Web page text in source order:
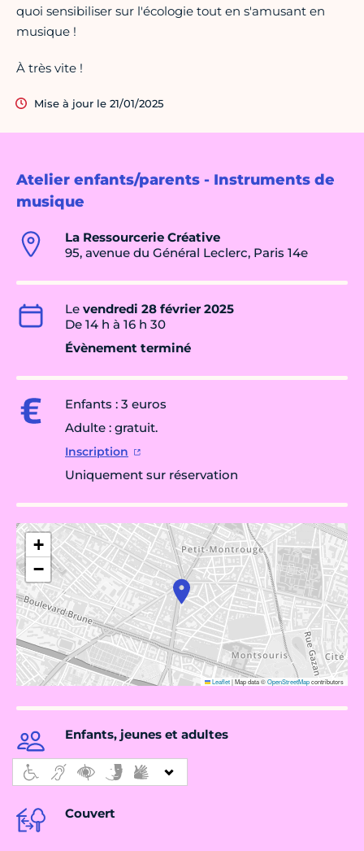
Atelier enfants/parents - Instruments de
musique
La Ressourcerie Créative
95, avenue du Général Leclerc, Paris 14e
Le vendredi 28 février 2025
De 14 h à 16 h 30
Évènement terminé
Enfants : 3 euros
Adulte : gratuit.
Inscription
Uniquement sur réservation
+
−
Leaflet|Map data ©OpenStreetMapcontributors
Enfants, jeunes et adultes
Couvert
quoi sensibiliser sur l'écologie tout en s'amusant en
musique !
À très vite !
Mise à jour le 21/01/2025